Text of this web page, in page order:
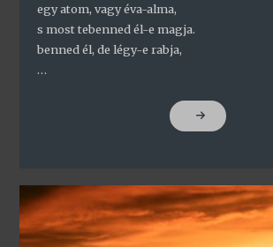
egy atom, vagy éva-alma,
s most tebenned él-e magja.
benned él, de légy-e rabja,
…
"ECCE
HOMO"